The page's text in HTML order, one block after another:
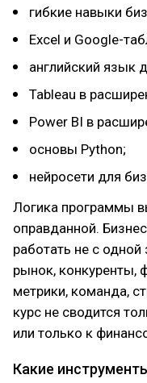
гибкие навыки
Excel и Google-
английский язык
Tableau в
Power BI в
основы Python;
нейросети для
Логика программы
оправданной.
работать не с одной
рынок, конкуренты,
метрики, команда,
курс не сводится
или только к
Какие